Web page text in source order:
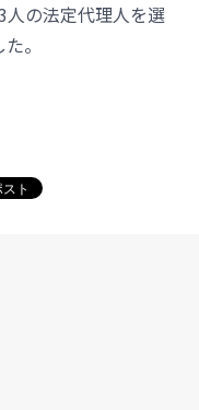
人の法定代理人を選
。